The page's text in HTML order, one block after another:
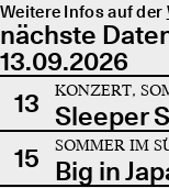
Weitere Infos auf der
nächste
13.09.2026
13
KONZERT,
Sleeper
15
SOMMER IM
Big in